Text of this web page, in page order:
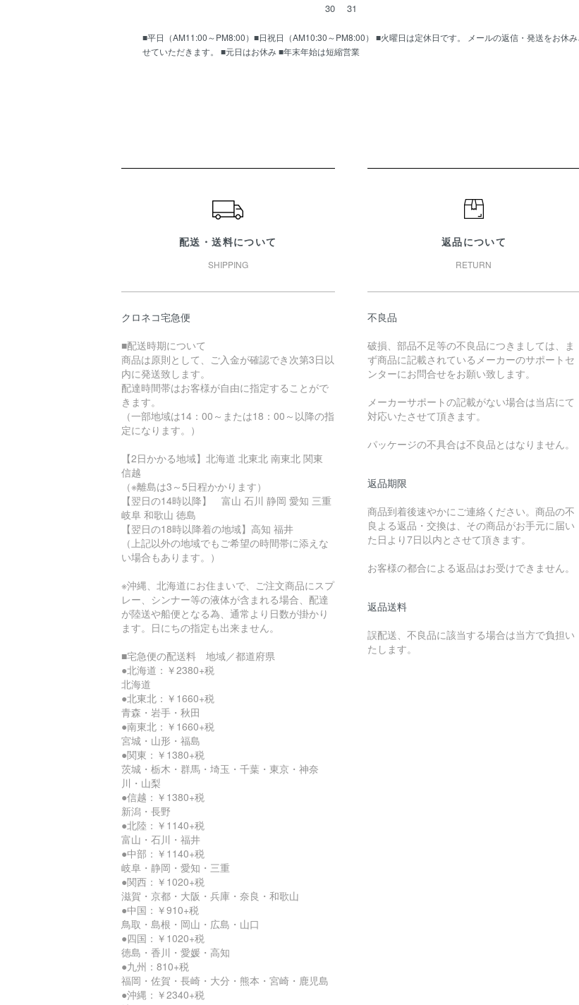
30
31
■平日（AM11:00～PM8:00）■日祝日（AM10:30～PM8:00） ■火曜日は定休日です。 メールの返信・発送をお休
せていただきます。 ■元日はお休み ■年末年始は短縮営業
配送・送料について
SHIPPING
クロネコ宅急便
■配送時期について
商品は原則として、ご入金が確認でき次第3日以
内に発送致します。
配達時間帯はお客様が自由に指定することがで
きます。
（一部地域は14：00～または18：00～以降の指
定になります。）
【2日かかる地域】北海道 北東北 南東北 関東
信越
（※離島は3～5日程かかります）
【翌日の14時以降】 富山 石川 静岡 愛知 三重
岐阜 和歌山 徳島
【翌日の18時以降着の地域】高知 福井
（上記以外の地域でもご希望の時間帯に添えな
い場合もあります。）
※沖縄、北海道にお住まいで、ご注文商品にスプ
レー、シンナー等の液体が含まれる場合、配達
が陸送や船便となる為、通常より日数が掛かり
ます。日にちの指定も出来ません。
■宅急便の配送料 地域／都道府県
●北海道：￥2380+税
北海道
●北東北：￥1660+税
青森・岩手・秋田
●南東北：￥1660+税
宮城・山形・福島
●関東：￥1380+税
茨城・栃木・群馬・埼玉・千葉・東京・神奈
川・山梨
●信越：￥1380+税
新潟・長野
●北陸：￥1140+税
富山・石川・福井
●中部：￥1140+税
岐阜・静岡・愛知・三重
●関西：￥1020+税
滋賀・京都・大阪・兵庫・奈良・和歌山
●中国：￥910+税
鳥取・島根・岡山・広島・山口
●四国：￥1020+税
徳島・香川・愛媛・高知
●九州：810+税
福岡・佐賀・長崎・大分・熊本・宮崎・鹿児島
●沖縄：￥2340+税
返品について
RETURN
不良品
破損、部品不足等の不良品につきましては、ま
ず商品に記載されているメーカーのサポートセ
ンターにお問合せをお願い致します。
メーカーサポートの記載がない場合は当店にて
対応いたさせて頂きます。
パッケージの不具合は不良品とはなりません。
返品期限
商品到着後速やかにご連絡ください。商品の不
良よる返品・交換は、その商品がお手元に届い
た日より7日以内とさせて頂きます。
お客様の都合による返品はお受けできません。
返品送料
誤配送、不良品に該当する場合は当方で負担い
たします。